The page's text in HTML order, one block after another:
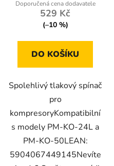
529 Kč
(–10 %)
DO KOŠÍKU
Spolehlivý tlakový spínač
pro
kompresoryKompatibilní
s modely PM-KO-24L a
PM-KO-50LEAN:
5904067449145Nevíte